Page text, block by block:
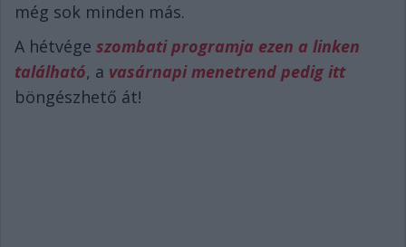
még sok minden más.
A hétvége szombati programja ezen a linken
található, a vasárnapi menetrend pedig itt
böngészhető át!